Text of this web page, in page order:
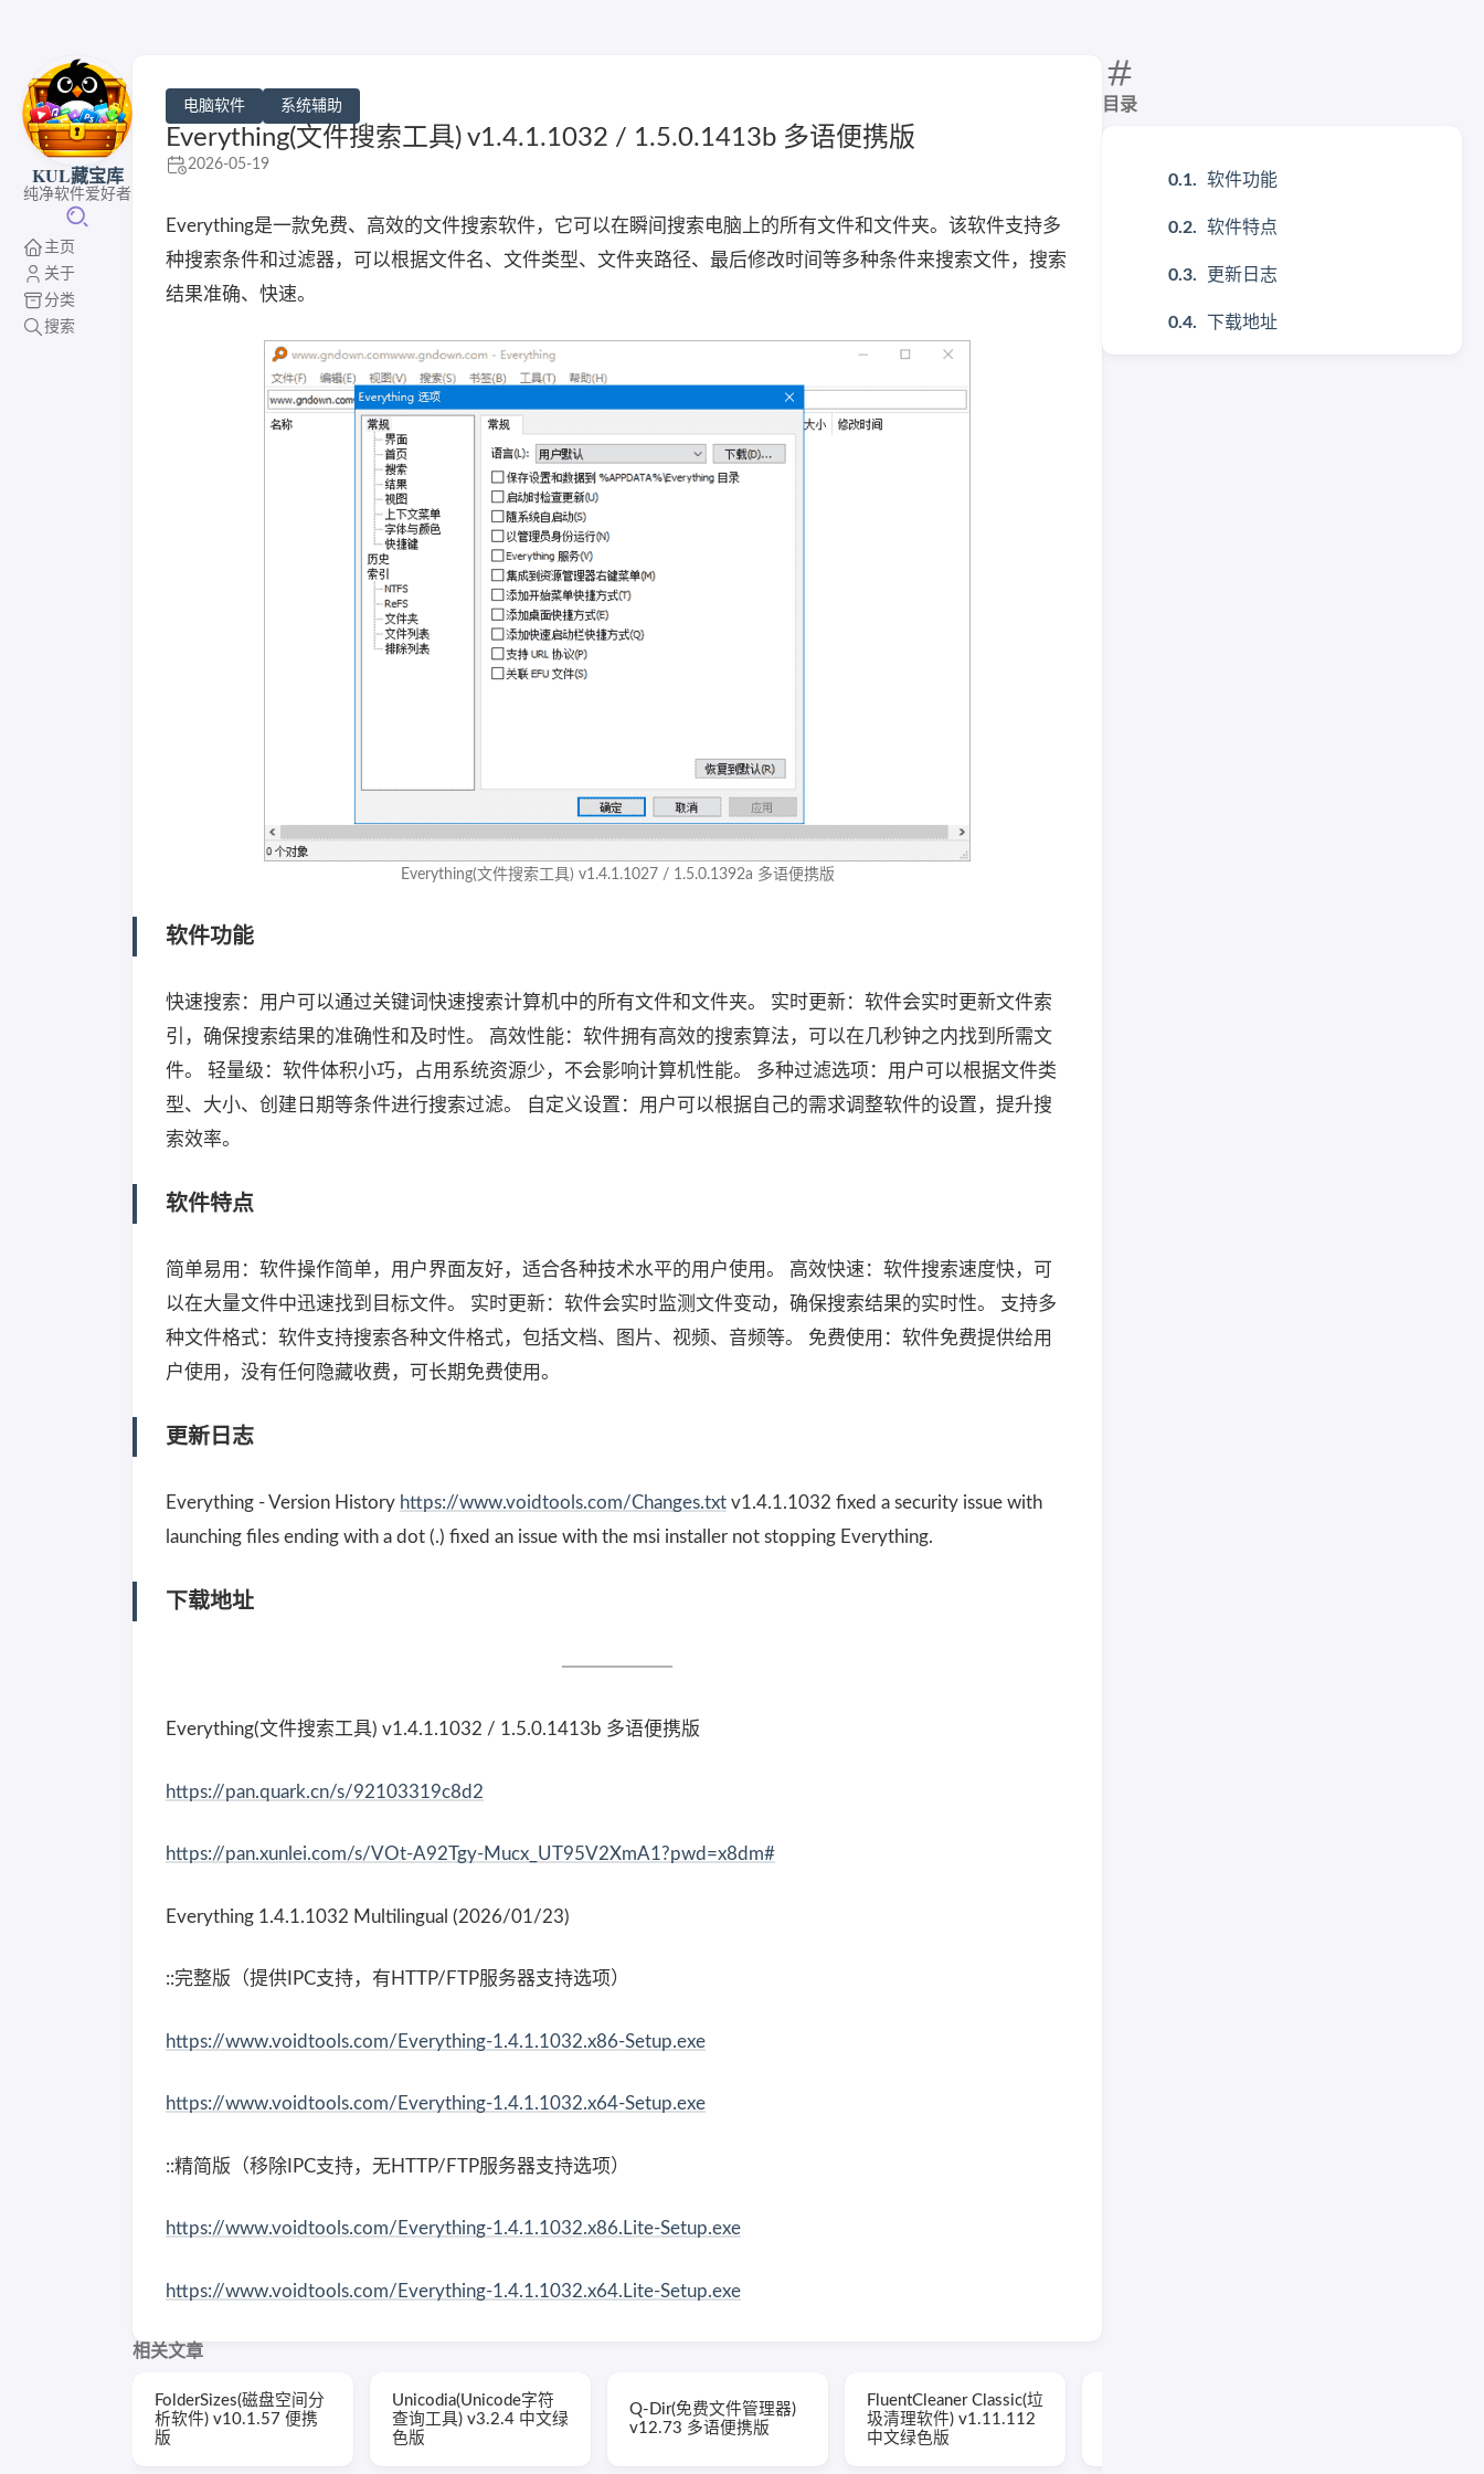
KUL藏宝库
纯净软件爱好者
主页
关于
分类
搜索
目录
软件功能
软件特点
更新日志
下载地址
电脑软件 系统辅助
Everything(文件搜索工具) v1.4.1.1032 / 1.5.0.1413b 多语便携版
2026-05-19
Everything是一款免费、高效的文件搜索软件，它可以在瞬间搜索电脑上的所有文件和文件夹。该软件支持多
种搜索条件和过滤器，可以根据文件名、文件类型、文件夹路径、最后修改时间等多种条件来搜索文件，搜索
结果准确、快速。
Everything(文件搜索工具) v1.4.1.1027 / 1.5.0.1392a 多语便携版
软件功能
快速搜索：用户可以通过关键词快速搜索计算机中的所有文件和文件夹。 实时更新：软件会实时更新文件索
引，确保搜索结果的准确性和及时性。 高效性能：软件拥有高效的搜索算法，可以在几秒钟之内找到所需文
件。 轻量级：软件体积小巧，占用系统资源少，不会影响计算机性能。 多种过滤选项：用户可以根据文件类
型、大小、创建日期等条件进行搜索过滤。 自定义设置：用户可以根据自己的需求调整软件的设置，提升搜
索效率。
软件特点
简单易用：软件操作简单，用户界面友好，适合各种技术水平的用户使用。 高效快速：软件搜索速度快，可
以在大量文件中迅速找到目标文件。 实时更新：软件会实时监测文件变动，确保搜索结果的实时性。 支持多
种文件格式：软件支持搜索各种文件格式，包括文档、图片、视频、音频等。 免费使用：软件免费提供给用
户使用，没有任何隐藏收费，可长期免费使用。
更新日志
Everything - Version History https://www.voidtools.com/Changes.txt v1.4.1.1032 fixed a security issue with
launching files ending with a dot (.) fixed an issue with the msi installer not stopping Everything.
下载地址
Everything(文件搜索工具) v1.4.1.1032 / 1.5.0.1413b 多语便携版
https://pan.quark.cn/s/92103319c8d2
https://pan.xunlei.com/s/VOt-A92Tgy-Mucx_UT95V2XmA1?pwd=x8dm#
Everything 1.4.1.1032 Multilingual (2026/01/23)
::完整版（提供IPC支持，有HTTP/FTP服务器支持选项）
https://www.voidtools.com/Everything-1.4.1.1032.x86-Setup.exe
https://www.voidtools.com/Everything-1.4.1.1032.x64-Setup.exe
::精简版（移除IPC支持，无HTTP/FTP服务器支持选项）
https://www.voidtools.com/Everything-1.4.1.1032.x86.Lite-Setup.exe
https://www.voidtools.com/Everything-1.4.1.1032.x64.Lite-Setup.exe
相关文章
FolderSizes(磁盘空间分
析软件) v10.1.57 便携
版
Unicodia(Unicode字符
查询工具) v3.2.4 中文绿
色版
Q-Dir(免费文件管理器)
v12.73 多语便携版
FluentCleaner Classic(垃
圾清理软件) v1.11.112
中文绿色版